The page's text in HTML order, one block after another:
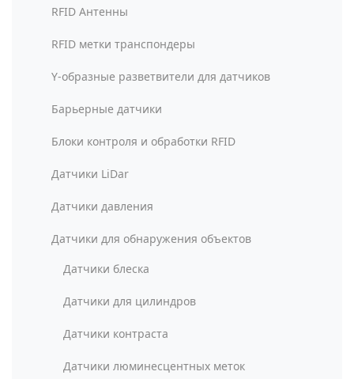
RFID Антенны
RFID метки транспондеры
Y-образные разветвители для датчиков
Барьерные датчики
Блоки контроля и обработки RFID
Датчики LiDar
Датчики давления
Датчики для обнаружения объектов
Датчики блеска
Датчики для цилиндров
Датчики контраста
Датчики люминесцентных меток